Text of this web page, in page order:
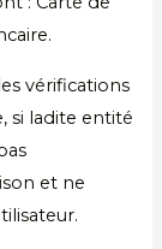
vérifications
si ladite entité
et ne